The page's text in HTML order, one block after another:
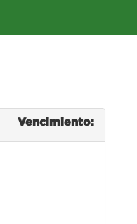
Vencimiento: